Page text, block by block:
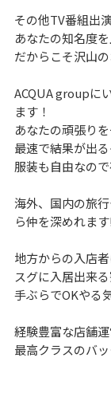
その他TV番組出
あなたの知名度
だからこそ沢山
ACQUA groupに
ます！
あなたの頑張り
最速で結果が出
服装も自由なの
海外、国内の旅
ら仲を深めれま
地方からの入店
スグに入居出来
手ぶらでOKやる
経験豊富な店舗運
最高クラスのバ